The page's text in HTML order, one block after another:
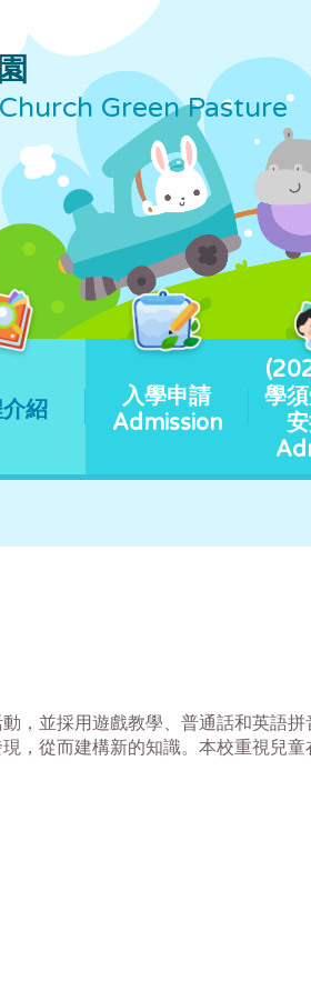
Green Pasture
紹
入學申請
Admission
學
，並採用遊戲教學、普通話和英語
，從而建構新的知識。本校重視兒